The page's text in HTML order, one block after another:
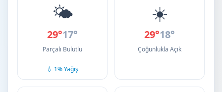
🌤️
29°17°
Parçalı Bulutlu
💧 1% Yağış
☀️
29°18°
Çoğunlukla Açık